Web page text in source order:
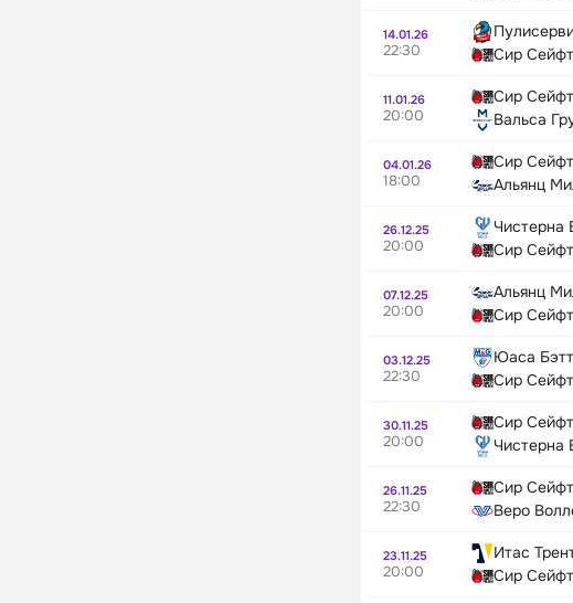
14.01.26
22:30
Сир
11.01.26
20:00
Сир
Вальса
04.01.26
18:00
Сир
Альянц
26.12.25
20:00
Чистерна
Сир
07.12.25
20:00
Альянц
Сир
03.12.25
22:30
Юаса
Сир
30.11.25
20:00
Сир
Чистерна
26.11.25
22:30
Сир
Веро
23.11.25
20:00
Итас
Сир